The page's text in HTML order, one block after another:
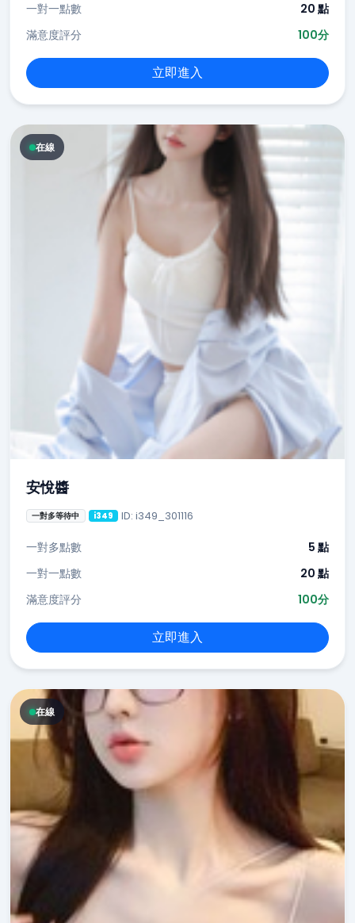
一對一點數
20 點
滿意度評分
100分
立即進入
在線
安悅醬
一對多等待中 i349 ID: i349_301116
一對多點數
5 點
一對一點數
20 點
滿意度評分
100分
立即進入
在線